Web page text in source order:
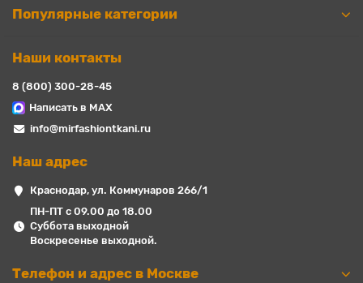
Популярные категории
Наши контакты
8 (800) 300-28-45
Написать в MAX
info@mirfashiontkani.ru
Наш адрес
Краснодар, ул. Коммунаров 266/1
ПН-ПТ с 09.00 до 18.00
Суббота выходной
Воскресенье выходной.
Телефон и адрес в Москве